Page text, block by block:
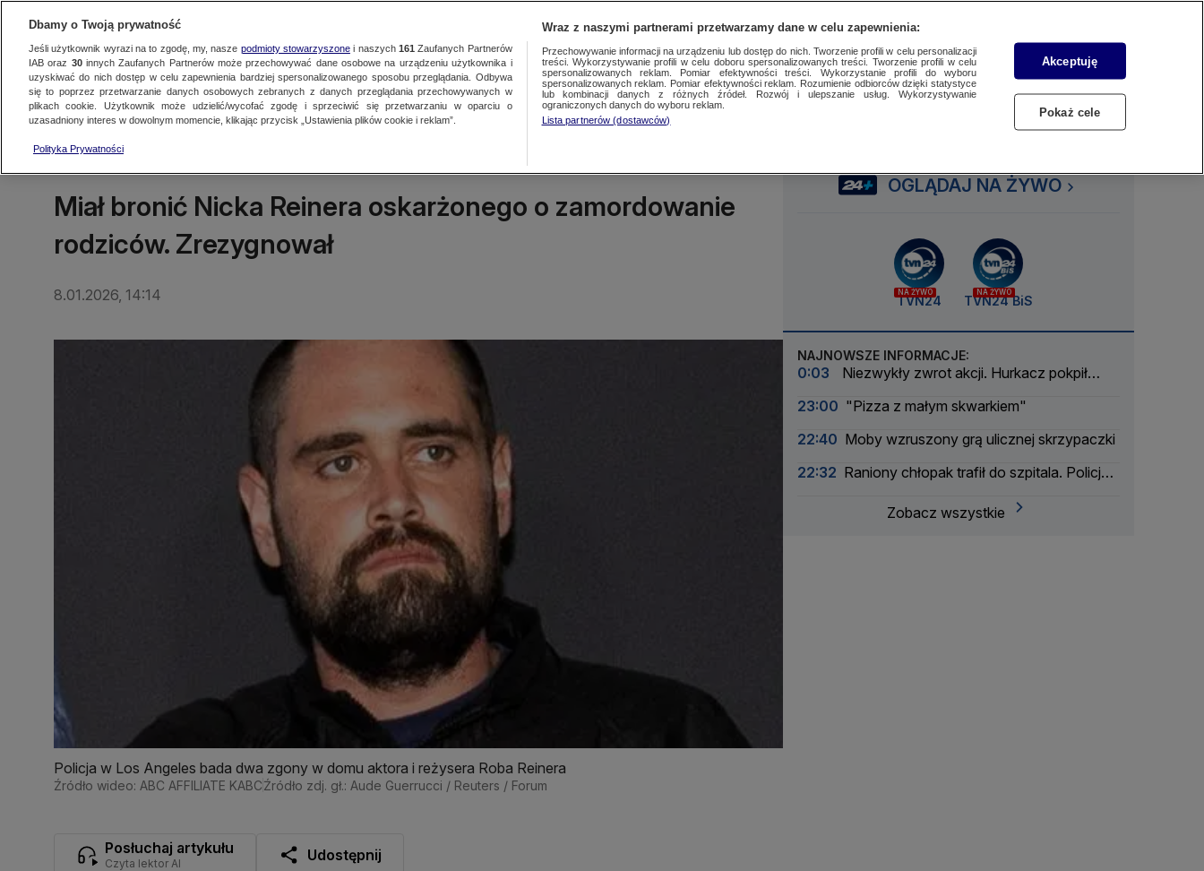
SUBSKRYBUJ
SzukajZaloguj się
Oglądaj TVN24NajnowszeFaktyŚwiat PolskaRegionalne Więcej CzytajSłuchaj
Miał bronić Nicka Reinera oskarżonego o zamordowanie
rodziców. Zrezygnował
8.01.2026, 14:14
Policja w Los Angeles bada dwa zgony w domu aktora i reżysera Roba Reinera
Źródło wideo: ABC AFFILIATE KABCŹródło zdj. gł.: Aude Guerrucci / Reuters / Forum
Posłuchaj artykułu
Czyta lektor AI Udostępnij
OGLĄDAJ NA ŻYWO
NA ŻYWO
TVN24
NA ŻYWO
TVN24 BiS
NAJNOWSZE INFORMACJE:
0:03
Niezwykły zwrot akcji. Hurkacz pokpił
23:00 "Pizza z małym skwarkiem"
22:40 Moby wzruszony grą ulicznej skrzypaczki
22:32 Raniony chłopak trafił do szpitala. Policja
Zobacz wszystkie
Dbamy o Twoją prywatność
Jeśli użytkownik wyrazi na to zgodę, my, nasze podmioty stowarzyszonei naszych 161 Zaufanych Partnerów
IAB oraz 30innych Zaufanych Partnerów może przechowywać dane osobowe na urządzeniu użytkownika i
uzyskiwać do nich dostęp w celu zapewnienia bardziej spersonalizowanego sposobu przeglądania. Odbywa
się to poprzez przetwarzanie danych osobowych zebranych z danych przeglądania przechowywanych w
plikach cookie. Użytkownik może udzielić/wycofać zgodę i sprzeciwić się przetwarzaniu w oparciu o
uzasadniony interes w dowolnym momencie, klikając przycisk „Ustawienia plików cookie i reklam”.
Polityka Prywatności
Wraz z naszymi partnerami przetwarzamy dane w celu zapewnienia:
Przechowywanie informacji na urządzeniu lub dostęp do nich. Tworzenie profili w celu personalizacji
treści. Wykorzystywanie profili w celu doboru spersonalizowanych treści. Tworzenie profili w celu
spersonalizowanych reklam. Pomiar efektywności treści. Wykorzystanie profili do wyboru
spersonalizowanych reklam. Pomiar efektywności reklam. Rozumienie odbiorców dzięki statystyce
lub kombinacji danych z różnych źródeł. Rozwój i ulepszanie usług. Wykorzystywanie
ograniczonych danych do wyboru reklam.
Lista partnerów (dostawców)
Akceptuję
Pokaż cele